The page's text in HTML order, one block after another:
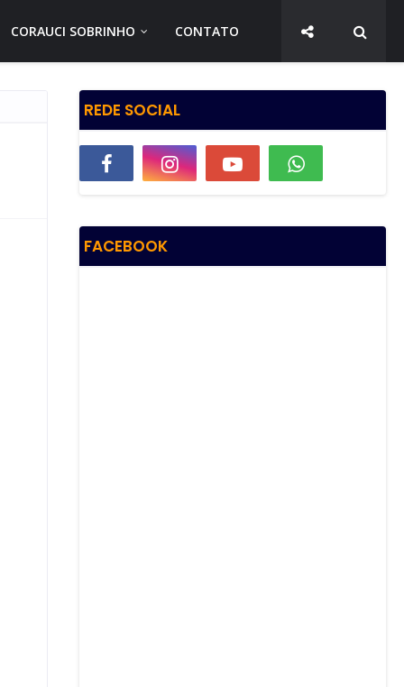
CORAUCI SOBRINHO CONTATO
REDE SOCIAL
FACEBOOK